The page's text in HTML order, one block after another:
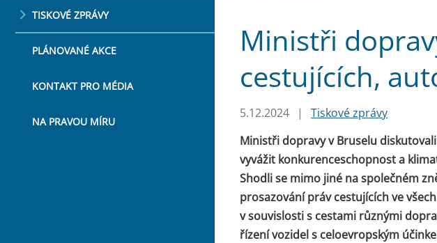
TISKOVÉ ZPRÁVY
PLÁNOVANÉ AKCE
KONTAKT PRO MÉDIA
NA PRAVOU MÍRU
Ministři
cestujících,
5.12.2024 |
Tiskové zprávy
Ministři dopravy v Bruselu
vyvážit konkurenceschopnost a
Shodli se mimo jiné na společném
prosazování práv cestujících ve
v souvislosti s cestami různými
řízení vozidel s celoevropským